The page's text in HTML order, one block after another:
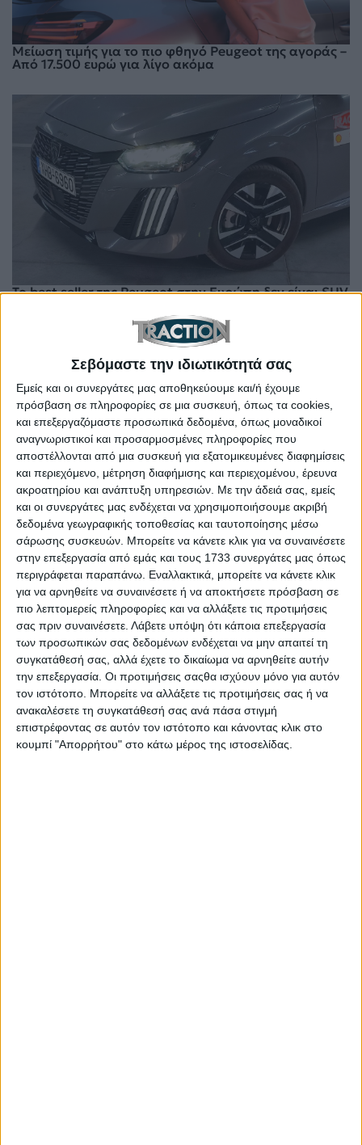
Σεβόμαστε την ιδιωτικότητά σας
Εμείς και οι συνεργάτες μας αποθηκεύουμε και/ή έχουμε
πρόσβαση σε πληροφορίες σε μια συσκευή, όπως τα cookies,
και επεξεργαζόμαστε προσωπικά δεδομένα, όπως μοναδικοί
αναγνωριστικοί και προσαρμοσμένες πληροφορίες που
αποστέλλονται από μια συσκευή για εξατομικευμένες διαφημίσεις
και περιεχόμενο, μέτρηση διαφήμισης και περιεχομένου, έρευνα
ακροατηρίου και ανάπτυξη υπηρεσιών. Με την άδειά σας, εμείς
και οι συνεργάτες μας ενδέχεται να χρησιμοποιήσουμε ακριβή
δεδομένα γεωγραφικής τοποθεσίας και ταυτοποίησης μέσω
σάρωσης συσκευών. Μπορείτε να κάνετε κλικ για να συναινέσετε
στην επεξεργασία από εμάς και τους 1733 συνεργάτες μας όπως
περιγράφεται παραπάνω. Εναλλακτικά, μπορείτε να κάνετε κλικ
για να αρνηθείτε να συναινέσετε ή να αποκτήσετε πρόσβαση σε
πιο λεπτομερείς πληροφορίες και να αλλάξετε τις προτιμήσεις
σας πριν συναινέσετε. Λάβετε υπόψη ότι κάποια επεξεργασία
των προσωπικών σας δεδομένων ενδέχεται να μην απαιτεί τη
συγκατάθεσή σας, αλλά έχετε το δικαίωμα να αρνηθείτε αυτήν
την επεξεργασία. Οι προτιμήσεις σαςθα ισχύουν μόνο για αυτόν
τον ιστότοπο. Μπορείτε να αλλάξετε τις προτιμήσεις σας ή να
ανακαλέσετε τη συγκατάθεσή σας ανά πάσα στιγμή
επιστρέφοντας σε αυτόν τον ιστότοπο και κάνοντας κλικ στο
κουμπί "Απορρήτου" στο κάτω μέρος της ιστοσελίδας.
Μείωση τιμής για το πιο φθηνό Peugeot της αγοράς –
Από 17.500 ευρώ για λίγο ακόμα
Το best seller της Peugeot στην Ευρώπη δεν είναι SUV
Tα best seller supermini της Ευρώπης και οι τιμές τους
– Εκτός τριάδας το Toyota Yaris